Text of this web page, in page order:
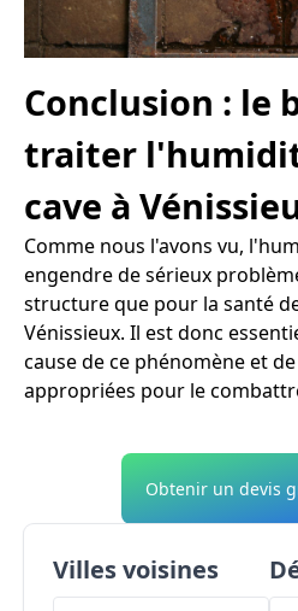
Conclusion : le
traiter
cave à
Comme nous l'avons vu,
engendre de sérieux
structure que pour la santé
Vénissieux. Il est donc
cause de ce phénomène et
appropriées pour le
Obtenir un devis
Villes voisines